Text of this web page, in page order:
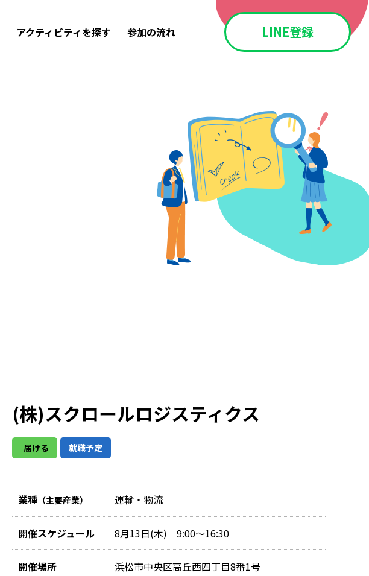
アクティビティを探す 参加の流れ LINE登録
(株)スクロールロジスティクス
届ける 就職予定
業種（主要産業） 運輸・物流
開催スケジュール 8月13日(木) 9:00～16:30
開催場所 浜松市中央区高丘西四丁目8番1号